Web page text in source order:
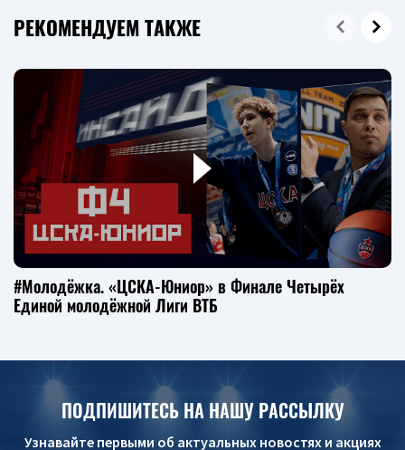
РЕКОМЕНДУЕМ ТАКЖЕ
#Молодёжка. «ЦСКА-Юниор» в Финале Четырёх
Единой молодёжной Лиги ВТБ
ПОДПИШИТЕСЬ НА НАШУ РАССЫЛКУ
Узнавайте первыми об актуальных новостях и акциях